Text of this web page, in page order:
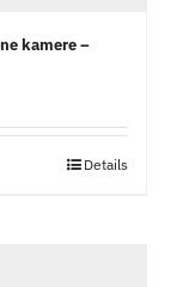
kamere –
Details